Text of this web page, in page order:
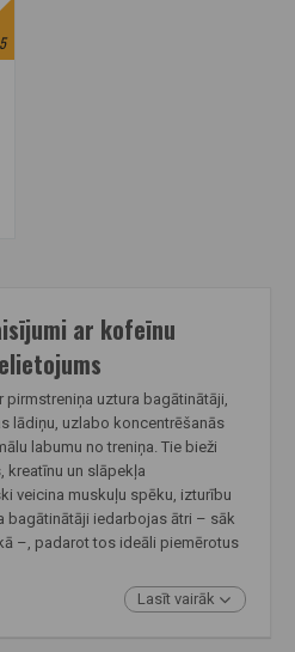
5
ar kofeīnu
uztura bagātinātāji,
lādiņu, uzlabo koncentrēšanās
labumu no treniņa. Tie bieži
kreatīnu un slāpekļa
veicina muskuļu spēku, izturību
bagātinātāji iedarbojas ātri – sāk
–, padarot tos ideāli piemērotus
Lasīt vairāk